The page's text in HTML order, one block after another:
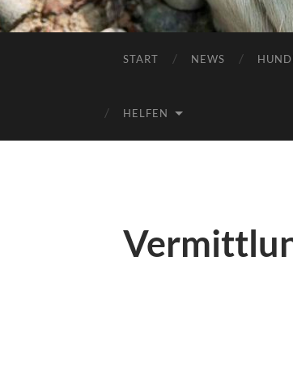
START NEWS
HELFEN